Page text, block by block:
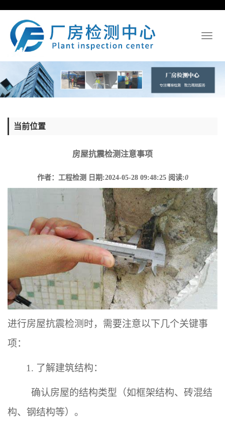
当前位置
房屋抗震检测注意事项
作者：工程检测 日期:2024-05-28 09:48:25 阅读:0
进行房屋抗震检测时，需要注意以下几个关键事
项：
1. 了解建筑结构：
确认房屋的结构类型（如框架结构、砖混结
构、钢结构等）。